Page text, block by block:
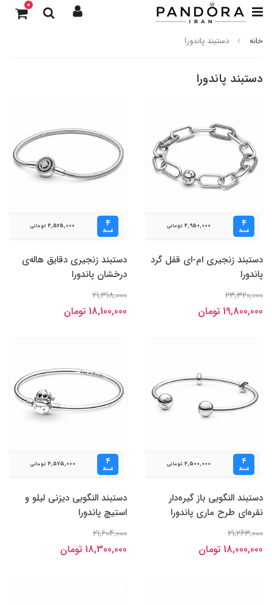
0
خانه دستبند پاندورا
دستبند پاندورا
۴
قسط
4,950,000 تومانی
دستبند زنجیری ام-ای قفل گرد
پاندورا
23,320,000
19,800,000 تومان
۴
قسط
4,525,000 تومانی
دستبند زنجیری دقایق هاله‌ی
درخشان پاندورا
21,318,000
18,100,000 تومان
۴
قسط
4,500,000 تومانی
دستبند النگویی باز گیره‌دار
نقره‌ای طرح ماری پاندورا
21,263,000
18,000,000 تومان
۴
قسط
4,575,000 تومانی
دستبند النگویی دیزنی لیلو و
استیچ پاندورا
21,604,000
18,300,000 تومان